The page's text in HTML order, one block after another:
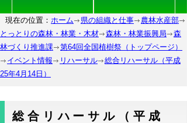
現在の位置： ホーム 県の組織と仕事
農林水産部
とっとりの森林・林業・木材
森林・林業振興局
森
林づくり推進課
第64回全国植樹祭（トップページ）
イベント情報
リハーサル
総合リハーサル（平成
25年4月14日）
総合リハーサル（平成